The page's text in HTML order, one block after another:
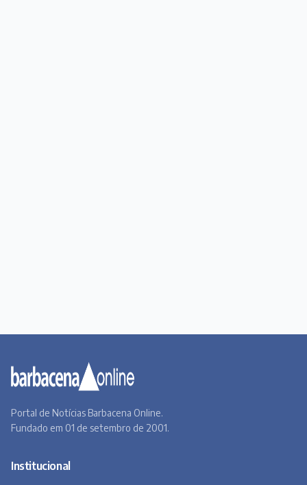
Portal de Notícias Barbacena Online.
Fundado em 01 de setembro de 2001.
Institucional